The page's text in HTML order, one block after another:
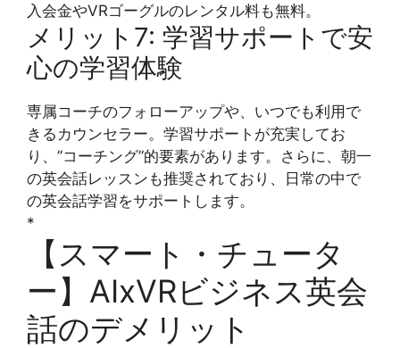
入会金やVRゴーグルのレンタル料も無料。
メリット7: 学習サポートで安
心の学習体験
専属コーチのフォローアップや、いつでも利用で
きるカウンセラー。学習サポートが充実してお
り、”コーチング”的要素があります。さらに、朝一
の英会話レッスンも推奨されており、日常の中で
の英会話学習をサポートします。
*
【スマート・チュータ
ー】AIxVRビジネス英会
話のデメリット